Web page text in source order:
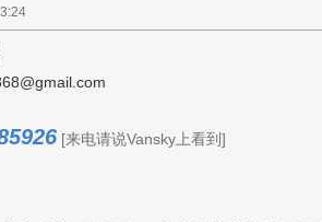
[来电请说Vansky上看到]